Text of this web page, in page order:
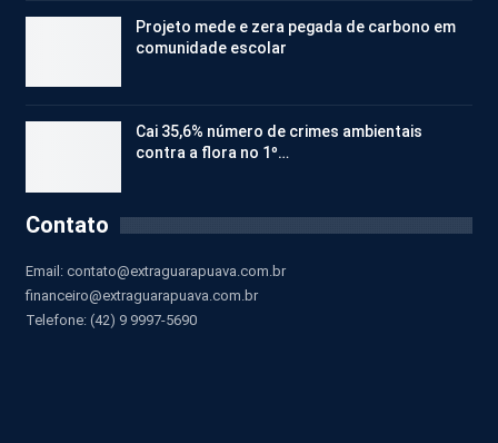
Projeto mede e zera pegada de carbono em
comunidade escolar
Cai 35,6% número de crimes ambientais
contra a flora no 1º…
Contato
Email: contato@extraguarapuava.com.br
financeiro@extraguarapuava.com.br
Telefone: (42) 9 9997-5690